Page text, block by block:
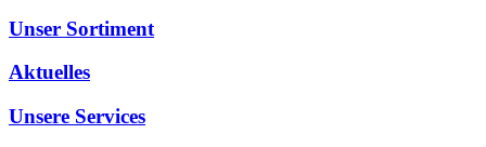
Unser Sortiment
Aktuelles
Unsere Services